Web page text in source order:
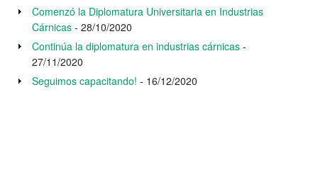
Comenzó la Diplomatura Universitaria en Industrias
Cárnicas - 28/10/2020
Continúa la diplomatura en industrias cárnicas -
27/11/2020
Seguimos capacitando! - 16/12/2020